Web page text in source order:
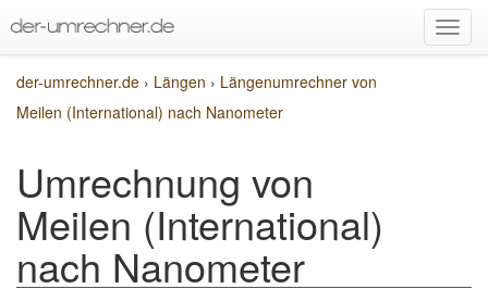
der-umrechner.de › Längen › Längenumrechner von
Meilen (International) nach Nanometer
Umrechnung von
Meilen (International)
nach Nanometer